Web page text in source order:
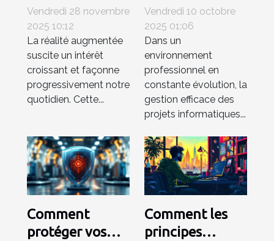
émergentes en
réalité
augmentée
Vendredi 28 novembre
2025 10:12
La réalité augmentée
suscite un intérêt
croissant et façonne
progressivement notre
quotidien. Cette...
gestion de
projets
informatiques
en entreprise
Vendredi 10 octobre
2025 01:06
Dans un
environnement
professionnel en
constante évolution, la
gestion efficace des
projets informatiques...
Comment
protéger vos
Comment les
principes